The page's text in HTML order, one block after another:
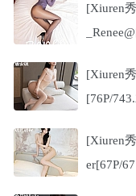
[Xiuren
[Xiuren
[76P/
[Xiuren
er[67P/